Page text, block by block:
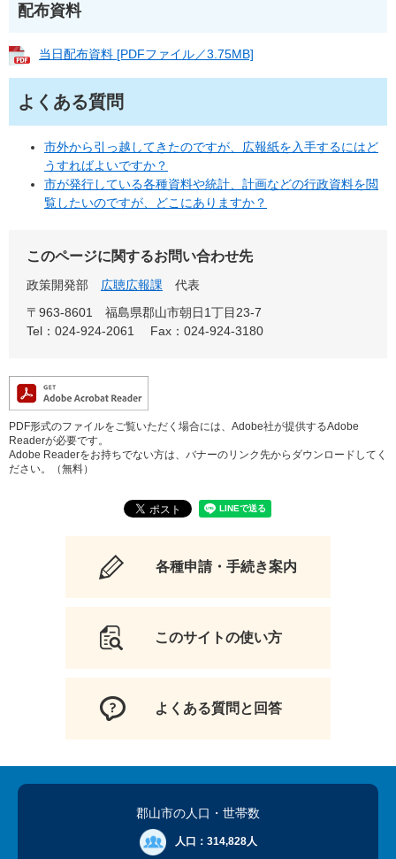
配布資料
当日配布資料 [PDFファイル／3.75MB]
よくある質問
市外から引っ越してきたのですが、広報紙を入手するにはど
うすればよいですか？
市が発行している各種資料や統計、計画などの行政資料を閲
覧したいのですが、どこにありますか？
このページに関するお問い合わせ先
政策開発部 広聴広報課
代表
〒963-8601
福島県郡山市朝日1丁目23-7
Tel：024-924-2061
Fax：024-924-3180
PDF形式のファイルをご覧いただく場合には、Adobe社が提供するAdobe
Readerが必要です。
Adobe Readerをお持ちでない方は、バナーのリンク先からダウンロードしてく
ださい。（無料）
各種申請・手続き案内
このサイトの使い方
よくある質問と回答
郡山市の人口 ・世帯数
人口： 314,828人